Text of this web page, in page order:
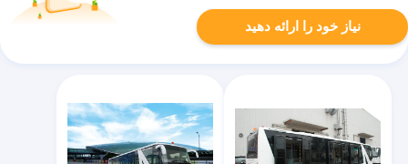
نیاز خود را ارائه دهید